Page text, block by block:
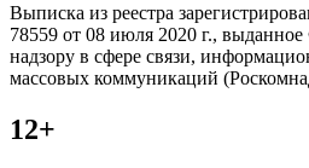
Выписка из реестра
78559 от 08 июля 2020 г.,
надзору в сфере связи,
массовых коммуникаций
12+